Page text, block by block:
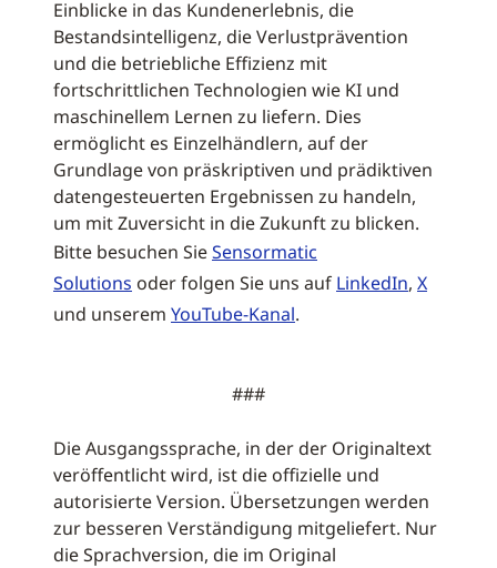
Einblicke in das Kundenerlebnis, die
Bestandsintelligenz, die Verlustprävention
und die betriebliche Effizienz mit
fortschrittlichen Technologien wie KI und
maschinellem Lernen zu liefern. Dies
ermöglicht es Einzelhändlern, auf der
Grundlage von präskriptiven und prädiktiven
datengesteuerten Ergebnissen zu handeln,
um mit Zuversicht in die Zukunft zu blicken.
Bitte besuchen SieSensormatic
Solutions oder folgen Sie uns auf LinkedIn, X
und unserem YouTube-Kanal.
###
Die Ausgangssprache, in der der Originaltext
veröffentlicht wird, ist die offizielle und
autorisierte Version. Übersetzungen werden
zur besseren Verständigung mitgeliefert. Nur
die Sprachversion, die im Original